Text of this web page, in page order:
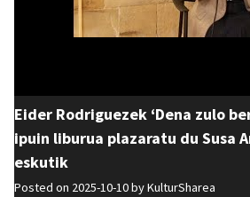
Eider Rodriguezek ‘Dena zulo
ipuin liburua plazaratu du Susa
eskutik
Posted on 2025-10-10 byKulturSharea